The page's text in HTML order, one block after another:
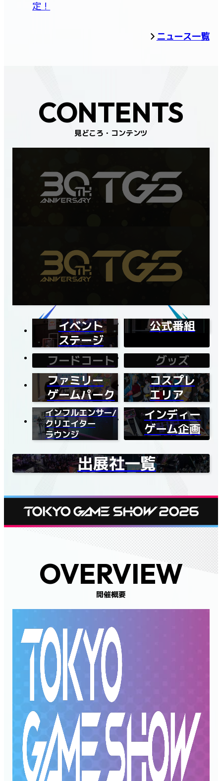
ニュース一覧
定！
CONTENTS
見どころ・コンテンツ
イベント
ステージ
公式番組
フードコート
グッズ
ファミリー
ゲームパーク
コスプレ
エリア
インフルエンサー/
クリエイター
ラウンジ
インディー
ゲーム企画
出展社一覧
OVERVIEW
開催概要